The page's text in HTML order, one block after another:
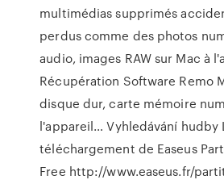
multimédias supprimés
perdus comme des photos
audio, images RAW sur Mac à
Récupération Software Remo
disque dur, carte mémoire
l'appareil…Vyhledávání hudby
téléchargement de Easeus
Free http://www.easeus.fr/